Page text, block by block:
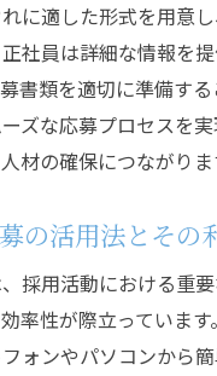
に適した形式を用意
社員は詳細な情報を
書類を適切に準備す
ズな応募プロセスを
材の確保につながりま
の活用法とその
採用活動における重
率性が際立っています
ォンやパソコンから